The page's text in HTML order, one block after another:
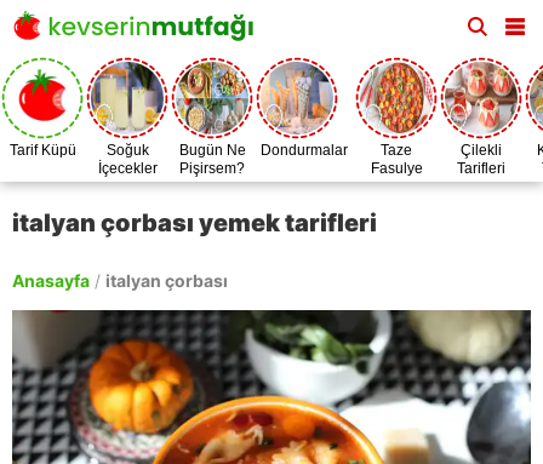
Tarif Küpü
Soğuk
İçecekler
Bugün Ne
Pişirsem?
Dondurmalar
Taze
Fasulye
Zamanı
Çilekli
Tarifleri
italyan çorbası yemek tarifleri
Anasayfa / italyan çorbası